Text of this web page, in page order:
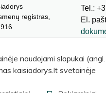
registras,
Tel.:
El.
© 2026
naudojami slapukai
kaisiadorys.lt svetainėje